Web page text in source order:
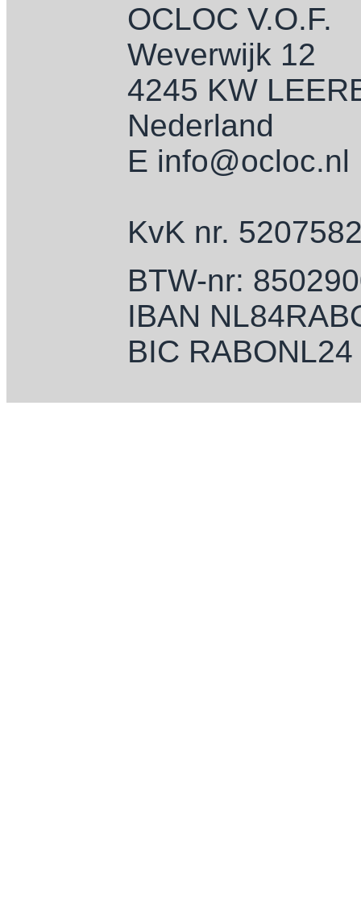
OCLOC V.O.F.
Weverwijk 12
4245 KW
Nederland
E info@ocloc.nl
KvK nr.
BTW-nr:
IBAN
BIC RABONL24